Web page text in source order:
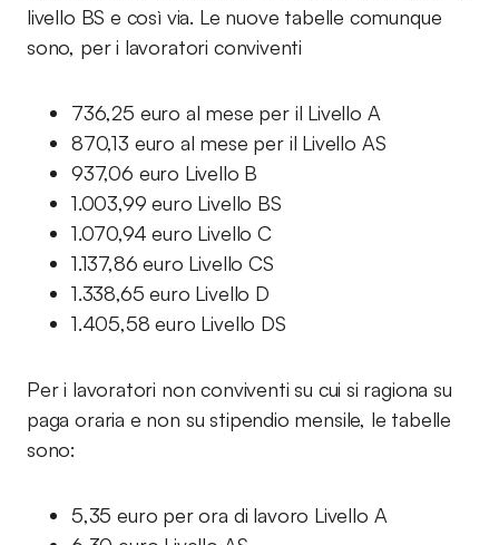
livello BS e così via. Le nuove tabelle comunque
sono, per i lavoratori conviventi
736,25 euro al mese per il Livello A
870,13 euro al mese per il Livello AS
937,06 euro Livello B
1.003,99 euro Livello BS
1.070,94 euro Livello C
1.137,86 euro Livello CS
1.338,65 euro Livello D
1.405,58 euro Livello DS
Per i lavoratori non conviventi su cui si ragiona su
paga oraria e non su stipendio mensile, le tabelle
sono:
5,35 euro per ora di lavoro Livello A